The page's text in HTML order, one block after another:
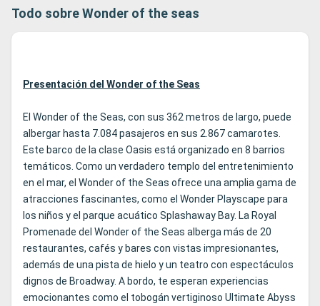
Todo sobre Wonder of the seas
Presentación del Wonder of the Seas
El Wonder of the Seas, con sus 362 metros de largo, puede
albergar hasta 7.084 pasajeros en sus 2.867 camarotes.
Este barco de la clase Oasis está organizado en 8 barrios
temáticos. Como un verdadero templo del entretenimiento
en el mar, el Wonder of the Seas ofrece una amplia gama de
atracciones fascinantes, como el Wonder Playscape para
los niños y el parque acuático Splashaway Bay. La Royal
Promenade del Wonder of the Seas alberga más de 20
restaurantes, cafés y bares con vistas impresionantes,
además de una pista de hielo y un teatro con espectáculos
dignos de Broadway. A bordo, te esperan experiencias
emocionantes como el tobogán vertiginoso Ultimate Abyss